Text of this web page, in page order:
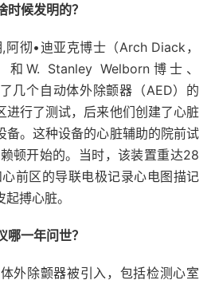
候发明的？
彻•迪亚克博士（Arch Diack，
和W. Stanley Welborn博士、
几个自动体外除颤器（AED）的
进行了测试，后来他们创建了心脏
备。这种设备的心脏辅助的院前试
顿开始的。当时，该装置重达28
前区的导联电极记录心电图描记
搏心脏。
一年问世？
外除颤器被引入，包括检测心室